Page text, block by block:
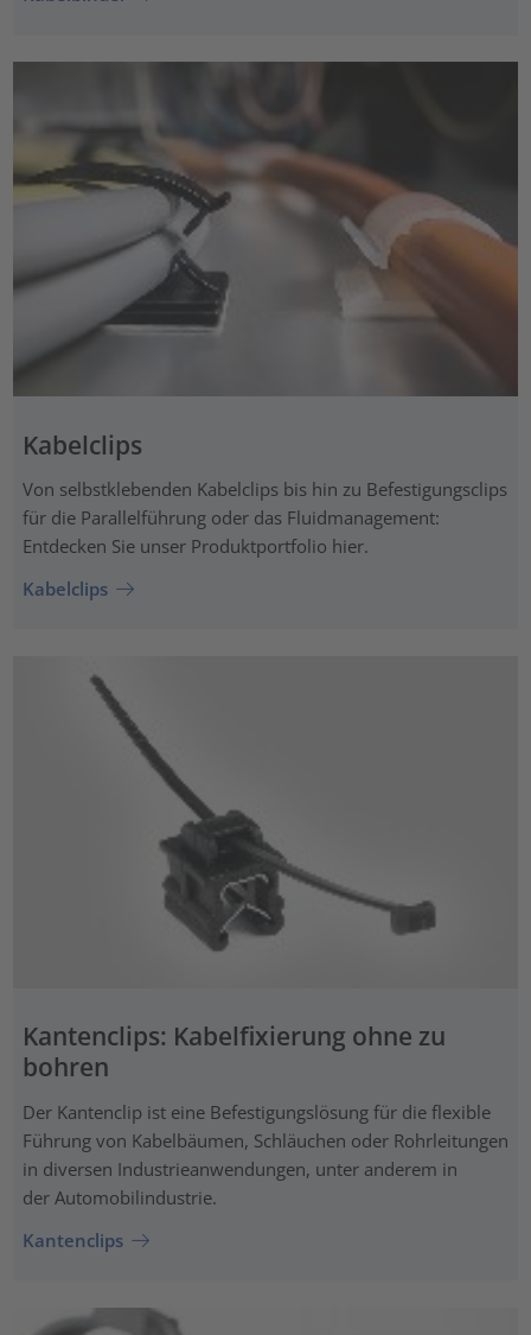
Kabelclips
Von selbstklebenden Kabelclips bis hin zu Befestigungsclips
für die Parallelführung oder das Fluidmanagement:
Entdecken Sie unser Produktportfolio hier.
Kabelclips
Kantenclips: Kabelfixierung ohne zu
bohren
Der Kantenclip ist eine Befestigungslösung für die flexible
Führung von Kabelbäumen, Schläuchen oder Rohrleitungen
in diversen Industrieanwendungen, unter anderem in
der Automobilindustrie.
Kantenclips